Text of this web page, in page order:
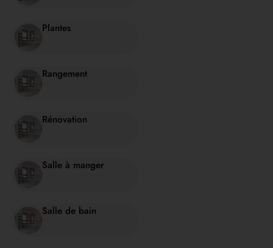
Plantes
Rangement
Rénovation
Salle à manger
Salle de bain